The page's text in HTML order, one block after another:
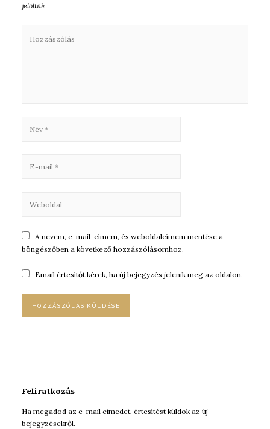
jelöltük
A nevem, e-mail-címem, és weboldalcímem mentése a
böngészőben a következő hozzászólásomhoz.
Email értesítőt kérek, ha új bejegyzés jelenik meg az oldalon.
Feliratkozás
Ha megadod az e-mail címedet, értesítést küldök az új
bejegyzésekről.